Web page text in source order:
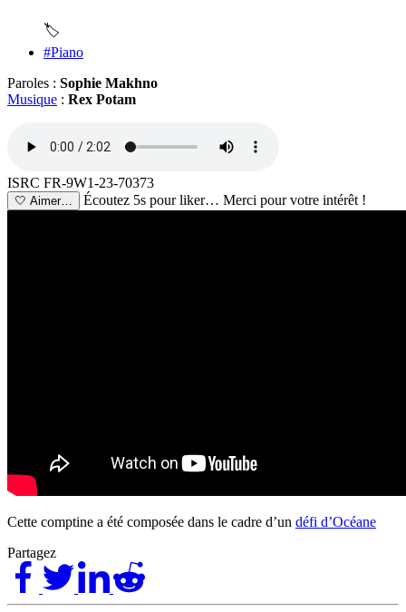
🏷️
#Piano
Paroles : Sophie Makhno
Musique : Rex Potam
ISRC FR-9W1-23-70373
🤍 Aimer… Écoutez 5s pour liker… Merci pour votre intérêt !
Cette comptine a été composée dans le cadre d’un défi d’Océane
Partagez